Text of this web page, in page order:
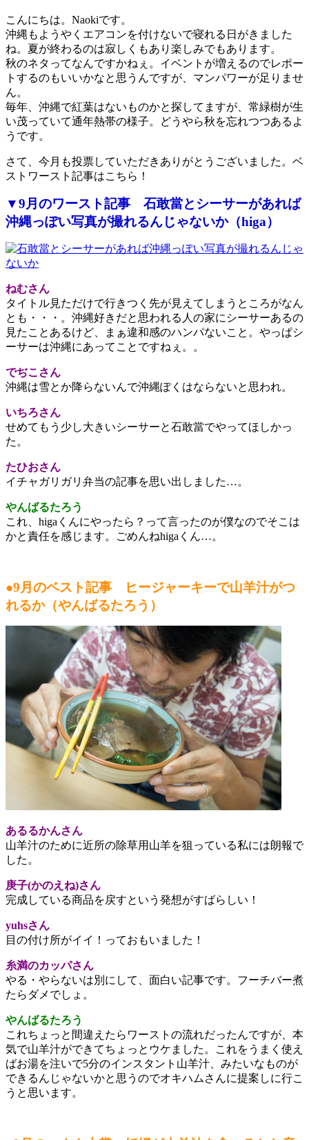
こんにちは。Naokiです。
沖縄もようやくエアコンを付けないで寝れる日がきました
ね。夏が終わるのは寂しくもあり楽しみでもあります。
秋のネタってなんですかねぇ。イベントが増えるのでレポー
トするのもいいかなと思うんですが、マンパワーが足りませ
ん。
毎年、沖縄で紅葉はないものかと探してますが、常緑樹が生
い茂っていて通年熱帯の様子。どうやら秋を忘れつつあるよ
うです。
さて、今月も投票していただきありがとうございました。ベ
ストワースト記事はこちら！
▼9月のワースト記事 石敢當とシーサーがあれば
沖縄っぽい写真が撮れるんじゃないか（higa）
ねむさん
タイトル見ただけで行きつく先が見えてしまうところがなん
とも・・・。沖縄好きだと思われる人の家にシーサーあるの
見たことあるけど、まぁ違和感のハンパないこと。やっぱシ
ーサーは沖縄にあってことですねぇ。。
でぢこさん
沖縄は雪とか降らないんで沖縄ぽくはならないと思われ。
いちろさん
せめてもう少し大きいシーサーと石敢當でやってほしかっ
た。
たひおさん
イチャガリガリ弁当の記事を思い出しました…。
やんばるたろう
これ、higaくんにやったら？って言ったのが僕なのでそこは
かと責任を感じます。ごめんねhigaくん…。
●9月のベスト記事 ヒージャーキーで山羊汁がつ
れるか（やんばるたろう）
あるるかんさん
山羊汁のために近所の除草用山羊を狙っている私には朗報で
した。
庚子(かのえね)さん
完成している商品を戻すという発想がすばらしい！
yuhsさん
目の付け所がイイ！っておもいました！
糸満のカッパさん
やる・やらないは別にして、面白い記事です。フーチバー煮
たらダメでしょ。
やんばるたろう
これちょっと間違えたらワーストの流れだったんですが、本
気で山羊汁ができてちょっとウケました。これをうまく使え
ばお湯を注いで5分のインスタント山羊汁、みたいなものが
できるんじゃないかと思うのでオキハムさんに提案しに行こ
うと思います。